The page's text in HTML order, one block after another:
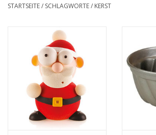
Rohstoffe & Präsentation
STARTSEITE/ SCHLAGWORTE/ KERST